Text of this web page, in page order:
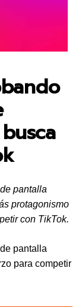
pantalla
protagonismo
con TikTok.
pantalla
para competir